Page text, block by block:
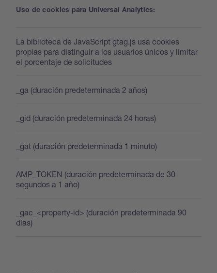
Uso de cookies para Universal Analytics:
La biblioteca de JavaScript gtag.js usa cookies
propias para distinguir a los usuarios únicos y limitar
el porcentaje de solicitudes
_ga (duración predeterminada 2 años)
_gid (duración predeterminada 24 horas)
_gat (duración predeterminada 1 minuto)
AMP_TOKEN (duración predeterminada de 30
segundos a 1 año)
_gac_<property-id> (duración predeterminada 90
días)